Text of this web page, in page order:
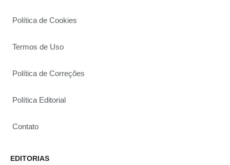
Política de Cookies
Termos de Uso
Política de Correções
Política Editorial
Contato
EDITORIAS